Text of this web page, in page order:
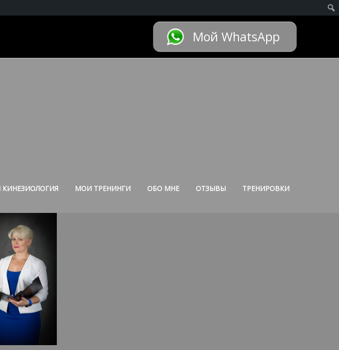
Мой WhatsApp
КИНЕЗИОЛОГИЯ МОИ ТРЕНИНГИ ОБО МНЕ ОТЗЫВЫ ТРЕНИРОВКИ